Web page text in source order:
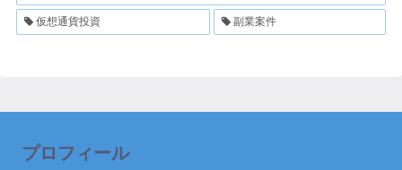
仮想通貨投資 副業案件
プロフィール